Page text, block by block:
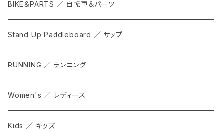
BIKE＆PARTS ／ 自転車＆パーツ
Stand Up Paddleboard ／ サップ
RUNNING ／ ランニング
Women's ／ レディース
Kids ／ キッズ